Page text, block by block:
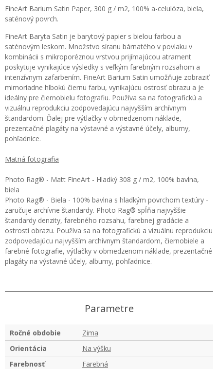
FineArt Barium Satin Paper, 300 g / m2, 100% a-celulóza, biela,
saténový povrch.
FineArt Baryta Satin je barytový papier s bielou farbou a
saténovým leskom. Množstvo síranu bárnatého v povlaku v
kombinácii s mikroporéznou vrstvou prijímajúcou atrament
poskytuje vynikajúce výsledky s veľkým farebným rozsahom a
intenzívnym zafarbením. FineArt Barium Satin umožňuje zobraziť
mimoriadne hlbokú čiernu farbu, vynikajúcu ostrosť obrazu a je
ideálny pre čiernobielu fotografiu. Používa sa na fotografickú a
vizuálnu reprodukciu zodpovedajúcu najvyšším archívnym
štandardom. Ďalej pre výtlačky v obmedzenom náklade,
prezentačné plagáty na výstavné a výstavné účely, albumy,
pohľadnice.
Matná fotografia
Photo Rag® - Matt FineArt - Hladký 308 g / m2, 100% bavlna,
biela
Photo Rag® - Biela - 100% bavlna s hladkým povrchom textúry -
zaručuje archívne štandardy. Photo Rag® spĺňa najvyššie
štandardy denzity, farebného rozsahu, farebnej gradácie a
ostrosti obrazu. Používa sa na fotografickú a vizuálnu reprodukciu
zodpovedajúcu najvyšším archívnym štandardom, čiernobiele a
farebné fotografie, výtlačky v obmedzenom náklade, prezentačné
plagáty na výstavné účely, albumy, pohľadnice.
Parametre
Ročné obdobie
Zima
Orientácia
Na výšku
Farebnosť
Farebná